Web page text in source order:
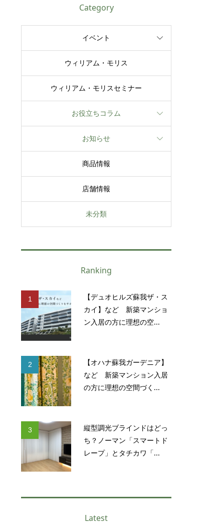
Category
イベント
ウィリアム・モリス
ウィリアム・モリスセミナー
お役立ちコラム
お知らせ
商品情報
店舗情報
未分類
Ranking
1
【デュオヒルズ蘇我ザ・ス
カイ】など 新築マンショ
ン入居の方に理想の空...
2
【オハナ蘇我ガーデニア】
など 新築マンション入居
の方に理想の空間づく...
3
縦型調光ブラインドはどっ
ち？ノーマン「スマートド
レープ」とタチカワ「...
Latest